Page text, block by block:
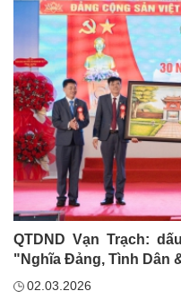
QTDND Vạn Trạch:
"Nghĩa Đảng, Tình Dân
02.03.2026